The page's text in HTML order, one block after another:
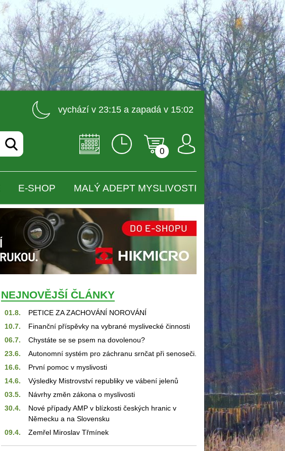
vychází v 23:15 a zapadá v 15:02
0
E-SHOP MALÝ ADEPT MYSLIVOSTI
NEJNOVĚJŠÍ ČLÁNKY
01.8.
PETICE ZA ZACHOVÁNÍ NOROVÁNÍ
10.7.
Finanční příspěvky na vybrané myslivecké činnosti
06.7.
Chystáte se se psem na dovolenou?
23.6.
Autonomní systém pro záchranu srnčat při senoseči.
16.6.
První pomoc v myslivosti
14.6.
Výsledky Mistrovství republiky ve vábení jelenů
03.5.
Návrhy změn zákona o myslivosti
30.4.
Nové případy AMP v blízkosti českých hranic v
Německu a na Slovensku
09.4.
Zemřel Miroslav Třmínek